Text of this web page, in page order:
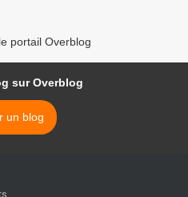
portail Overblog
sur Overblog
un blog